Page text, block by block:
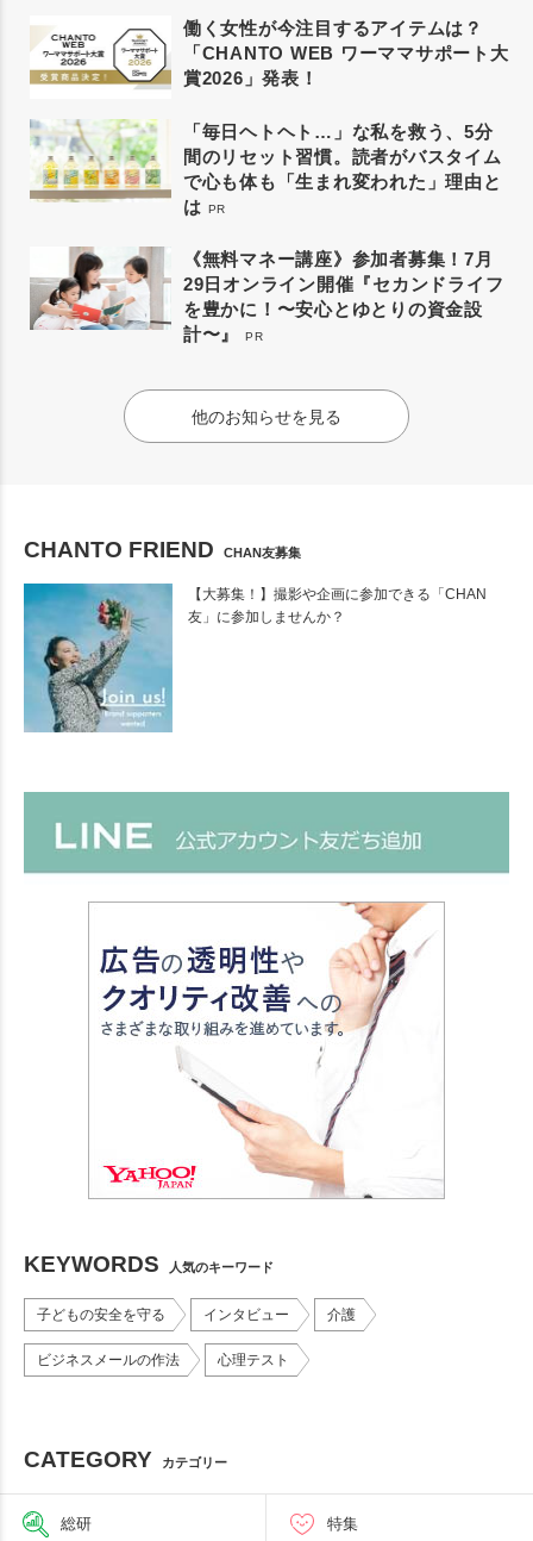
働く女性が今注目するアイテムは？
「CHANTO WEB ワーママサポート大
賞2026」発表！
「毎日ヘトヘト…」な私を救う、5分
間のリセット習慣。読者がバスタイム
で心も体も「生まれ変われた」理由と
は PR
《無料マネー講座》参加者募集！7月
29日オンライン開催『セカンドライフ
を豊かに！〜安心とゆとりの資金設
計〜』
PR
他のお知らせを見る
CHANTO FRIEND CHAN友募集
【大募集！】撮影や企画に参加できる「CHAN
友」に参加しませんか？
KEYWORDS 人気のキーワード
子どもの安全を守る インタビュー 介護
ビジネスメールの作法 心理テスト
CATEGORY カテゴリー
総研 特集